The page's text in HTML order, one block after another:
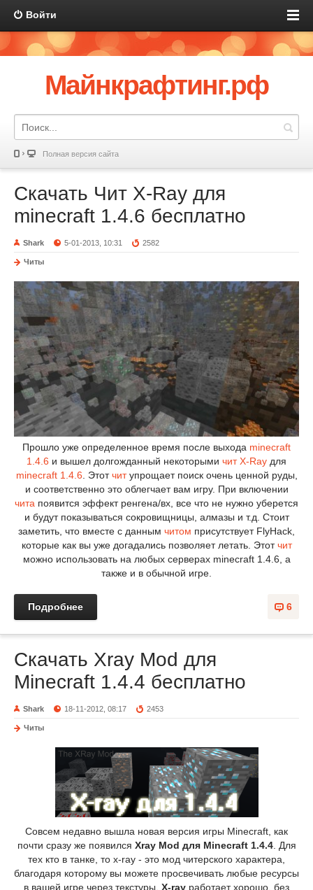
Войти
Майнкрафтинг.рф
Полная версия сайта
Скачать Чит X-Ray для
minecraft 1.4.6 бесплатно
Shark 5-01-2013, 10:31 2582
Читы
Прошло уже определенное время после выхода minecraft
1.4.6 и вышел долгожданный некоторыми чит X-Ray для
minecraft 1.4.6 . Этотчитупрощает поиск очень ценной руды,
и соответственно это облегчает вам игру. При включении
чита появится эффект ренгена/вх, все что не нужно уберется
и будут показываться сокровищницы, алмазы и т.д. Стоит
заметить, что вместе с данным читом присутствует FlyHack,
которые как вы уже догадались позволяет летать. Этотчит
можно использовать на любых серверах minecraft 1.4.6, а
также и в обычной игре.
6
Подробнее
Скачать Xray Mod для
Minecraft 1.4.4 бесплатно
Shark 18-11-2012, 08:17 2453
Читы
Совсем недавно вышла новая версия игры Minecraft, как
почти сразу же появился Xray Mod для Minecraft 1.4.4. Для
тех кто в танке, то x-ray - это мод читерского характера,
благодаря которому вы можете просвечивать любые ресурсы
в вашей игре через текстуры. X-ray работает хорошо, без